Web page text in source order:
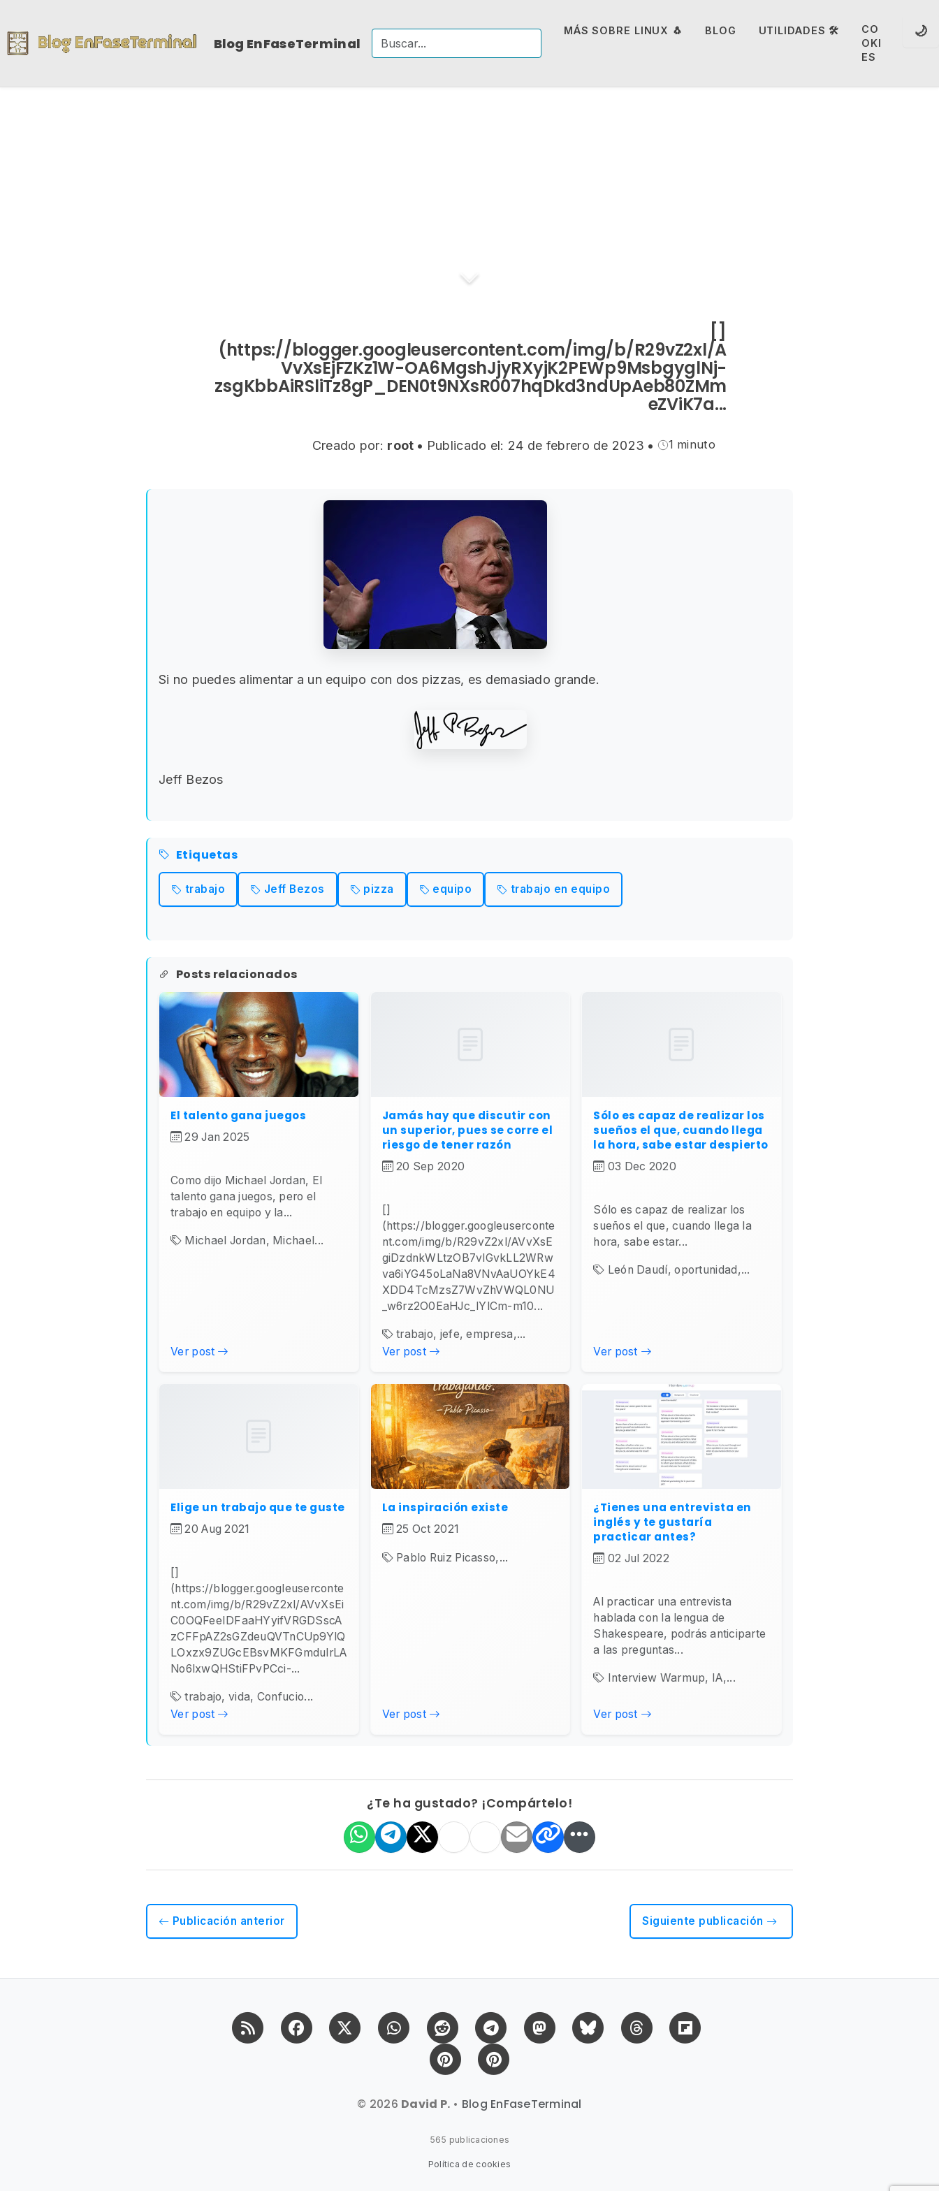
Blog EnFaseTerminal
MÁS SOBRE LINUX 🐧 BLOG UTILIDADES 🛠️
CO
OKI
ES
🌙
[]
(https://blogger.googleusercontent.com/img/b/R29vZ2xl/A
VvXsEjFZKz1W-OA6MgshJjyRXyjK2PEWp9MsbgyglNj-
zsgKbbAiRSliTz8gP_DEN0t9NXsR007hqDkd3ndUpAeb80ZMm
eZViK7a...
Creado por: root • Publicado el: 24 de febrero de 2023 • 1 minuto
Si no puedes alimentar a un equipo con dos pizzas, es demasiado grande.
Jeff Bezos
Etiquetas
trabajo Jeff Bezos pizza equipo trabajo en equipo
Posts relacionados
El talento gana juegos
29 Jan 2025
Como dijo Michael Jordan, El
talento gana juegos, pero el
trabajo en equipo y la...
Michael Jordan, Michael...
Ver post
Jamás hay que discutir con
un superior, pues se corre el
riesgo de tener razón
20 Sep 2020
[]
(https://blogger.googleuserconte
nt.com/img/b/R29vZ2xl/AVvXsE
giDzdnkWLtzOB7vlGvkLL2WRw
va6iYG45oLaNa8VNvAaUOYkE4
XDD4TcMzsZ7WvZhVWQL0NU
_w6rz2O0EaHJc_lYlCm-m10...
trabajo, jefe, empresa,...
Ver post
Sólo es capaz de realizar los
sueños el que, cuando llega
la hora, sabe estar despierto
03 Dec 2020
Sólo es capaz de realizar los
sueños el que, cuando llega la
hora, sabe estar...
León Daudí, oportunidad,...
Ver post
Elige un trabajo que te guste
20 Aug 2021
[]
(https://blogger.googleuserconte
nt.com/img/b/R29vZ2xl/AVvXsEi
C0OQFeeIDFaaHYyifVRGDSscA
zCFFpAZ2sGZdeuQVTnCUp9YlQ
LOxzx9ZUGcEBsvMKFGmdulrLA
No6lxwQHStiFPvPCci-...
trabajo, vida, Confucio...
Ver post
La inspiración existe
25 Oct 2021
Pablo Ruiz Picasso,...
Ver post
¿Tienes una entrevista en
inglés y te gustaría
practicar antes?
02 Jul 2022
Al practicar una entrevista
hablada con la lengua de
Shakespeare, podrás anticiparte
a las preguntas...
Interview Warmup, IA,...
Ver post
¿Te ha gustado? ¡Compártelo!
Publicación anterior Siguiente publicación
RSS FacebookX (Twitter)WhatsappReddit Telegram MastodonBluesky Threads
Pinterest
© 2026 David P. • Blog EnFaseTerminal
565 publicaciones
Política de cookies